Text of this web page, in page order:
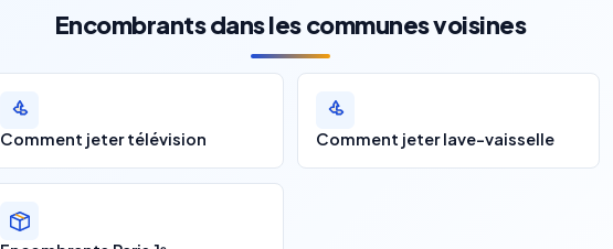
Encombrants dans les communes voisines
Comment jeter télévision Comment jeter lave-vaisselle